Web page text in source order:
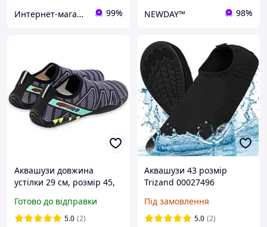
Интернет-магазин "Акватим" 99% NEWDAY™ 98%
Аквашузи довжина
устілки 29 см, розмір 45,
взуття для пляжу та
коралів ZS002-2
Готово до відправки
5.0 (2)
Аквашузи 43 розмір
Trizand 00027496
Під замовлення
5.0 (2)